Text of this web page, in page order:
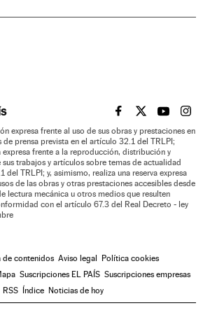
EL PAÍS BRASIL EN
EL PAÍSEL PAÍS
EL
expresa frente al uso de sus obras y prestaciones en
de prensa prevista en el artículo 32.1 del TRLPI;
expresa frente a la reproducción, distribución y
trabajos y artículos sobre temas de actualidad
del TRLPI; y, asimismo, realiza una reserva expresa
de las obras y otras prestaciones accesibles desde
lectura mecánica u otros medios que resulten
con el artículo 67.3 del Real Decreto - ley
de contenidos Aviso legal Política cookies
Suscripciones EL PAÍS Suscripciones empresas
RSS Índice Noticias de hoy